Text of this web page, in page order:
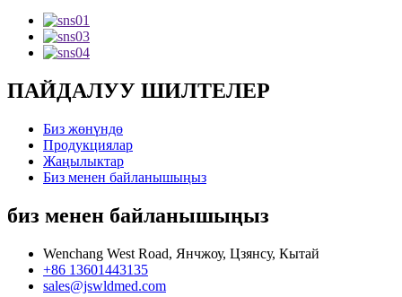
ПАЙДАЛУУ ШИЛТЕЛЕР
Биз жөнүндө
Продукциялар
Жаңылыктар
Биз менен байланышыңыз
биз менен байланышыңыз
Wenchang West Road, Янчжоу, Цзянсу, Кытай
+86 13601443135
sales@jswldmed.com